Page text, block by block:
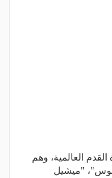
العالمية، وهم
"ميشيل